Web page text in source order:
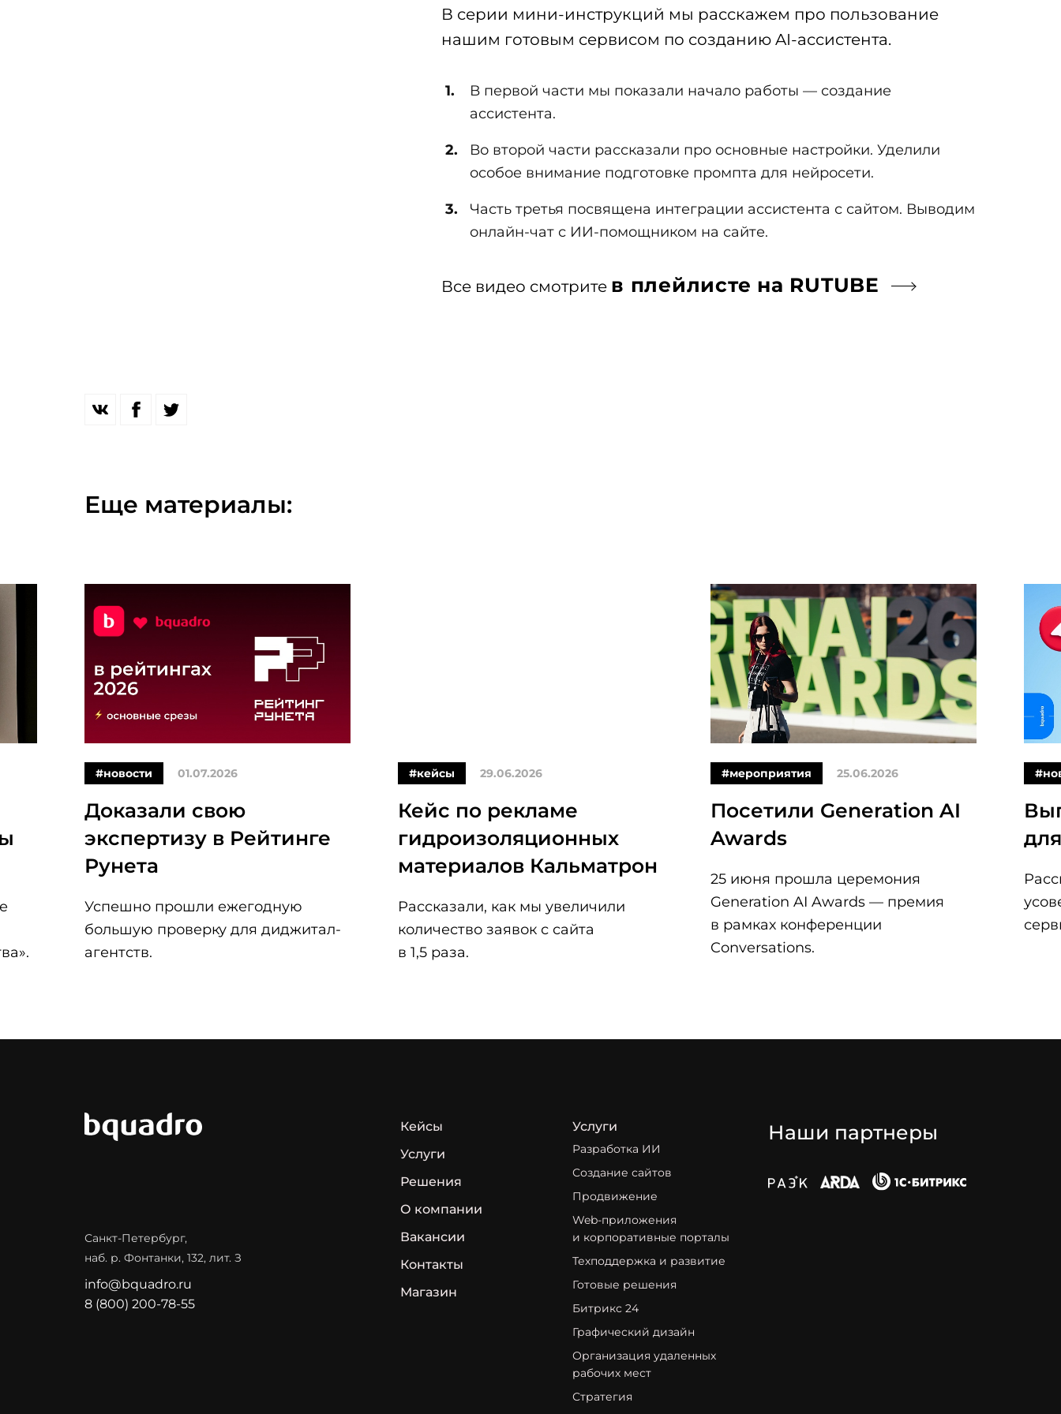
1С‑Битрикс
Техподдержка и развитие
Тарифы Битрикс24 Техподдержка Битрикс24
В серии мини-инструкций мы расскажем про пользование
нашим готовым сервисом по созданию AI-ассистента.
В первой части мы показали начало работы — создание
ассистента.
Во второй части рассказали про основные настройки. Уделили
особое внимание подготовке промпта для нейросети.
Часть третья посвящена интеграции ассистента с сайтом. Выводим
онлайн-чат с ИИ-помощником на сайте.
Все видео смотрите в плейлисте на RUTUBE
Еще материалы:
#новости 01.07.2026
Доказали свою
экспертизу в Рейтинге
Рунета
Успешно прошли ежегодную
большую проверку для диджитал-
агентств.
#кейсы 29.06.2026
Кейс по рекламе
гидроизоляционных
материалов Кальматрон
Рассказали, как мы увеличили
количество заявок с сайта
в 1,5 раза.
#мероприятия 25.06.2026
Посетили Generation AI
Awards
25 июня прошла церемония
Generation AI Awards — премия
в рамках конференции
Conversations.
Санкт-Петербург,
наб. р. Фонтанки, 132, лит. З
info@bquadro.ru
8 (800) 200-78-55
Кейсы
Услуги
Решения
О компании
Вакансии
Контакты
Магазин
Услуги
Разработка ИИ
Создание сайтов
Продвижение
Web-приложения
и корпоративные порталы
Техподдержка и развитие
Готовые решения
Битрикс 24
Графический дизайн
Организация удаленных
рабочих мест
Стратегия
Наши партнеры